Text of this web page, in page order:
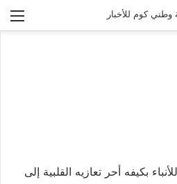
بكيفه أحر تعازيه القلبية إلى